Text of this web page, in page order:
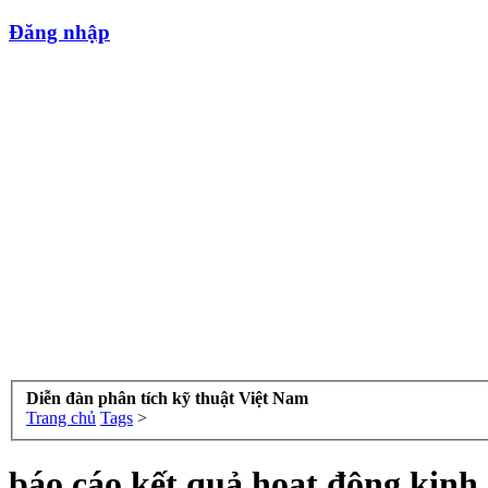
Đăng nhập
Diễn đàn phân tích kỹ thuật Việt Nam
Trang chủ Tags >